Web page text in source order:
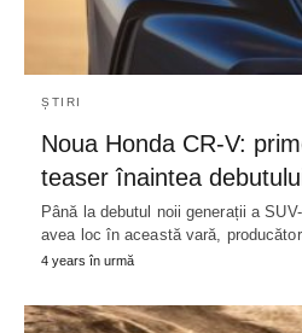
ȘTIRI
Noua Honda CR-V:
teaser înaintea
Până la debutul noii generații a
avea loc în această vară,
4 years în urmă